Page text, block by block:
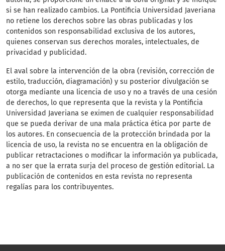
si se han realizado cambios. La Pontificia Universidad Javeriana
no retiene los derechos sobre las obras publicadas y los
contenidos son responsabilidad exclusiva de los autores,
quienes conservan sus derechos morales, intelectuales, de
privacidad y publicidad.
El aval sobre la intervención de la obra (revisión, corrección de
estilo, traducción, diagramación) y su posterior divulgación se
otorga mediante una licencia de uso y no a través de una cesión
de derechos, lo que representa que la revista y la Pontificia
Universidad Javeriana se eximen de cualquier responsabilidad
que se pueda derivar de una mala práctica ética por parte de
los autores. En consecuencia de la protección brindada por la
licencia de uso, la revista no se encuentra en la obligación de
publicar retractaciones o modificar la información ya publicada,
a no ser que la errata surja del proceso de gestión editorial. La
publicación de contenidos en esta revista no representa
regalías para los contribuyentes.